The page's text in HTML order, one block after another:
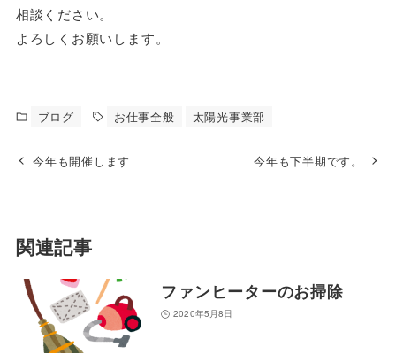
相談ください。
よろしくお願いします。
ブログ お仕事全般 太陽光事業部
今年も開催します 今年も下半期です。
関連記事
ファンヒーターのお掃除
2020年5月8日